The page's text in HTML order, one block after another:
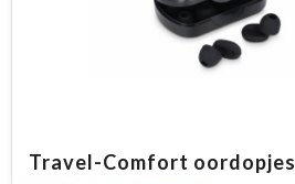
Travel-Comfort oordopjes